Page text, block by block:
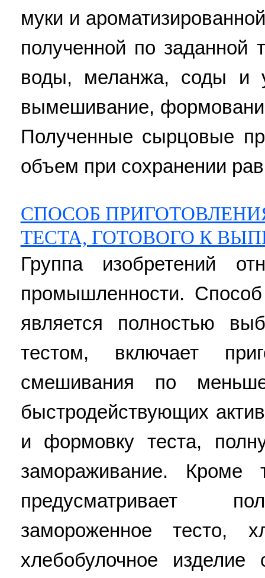
муки и
полученной по заданной
воды, меланжа, соды и
вымешивание,
Полученные сырцовые
объем при сохранении
СПОСОБ
ТЕСТА, ГОТОВОГО К
Группа изобретений
промышленности.
является полностью
тестом, включает
смешивания по
быстродействующих
и формовку теста,
замораживание. Кроме
предусматривает
замороженное тесто,
хлебобулочное